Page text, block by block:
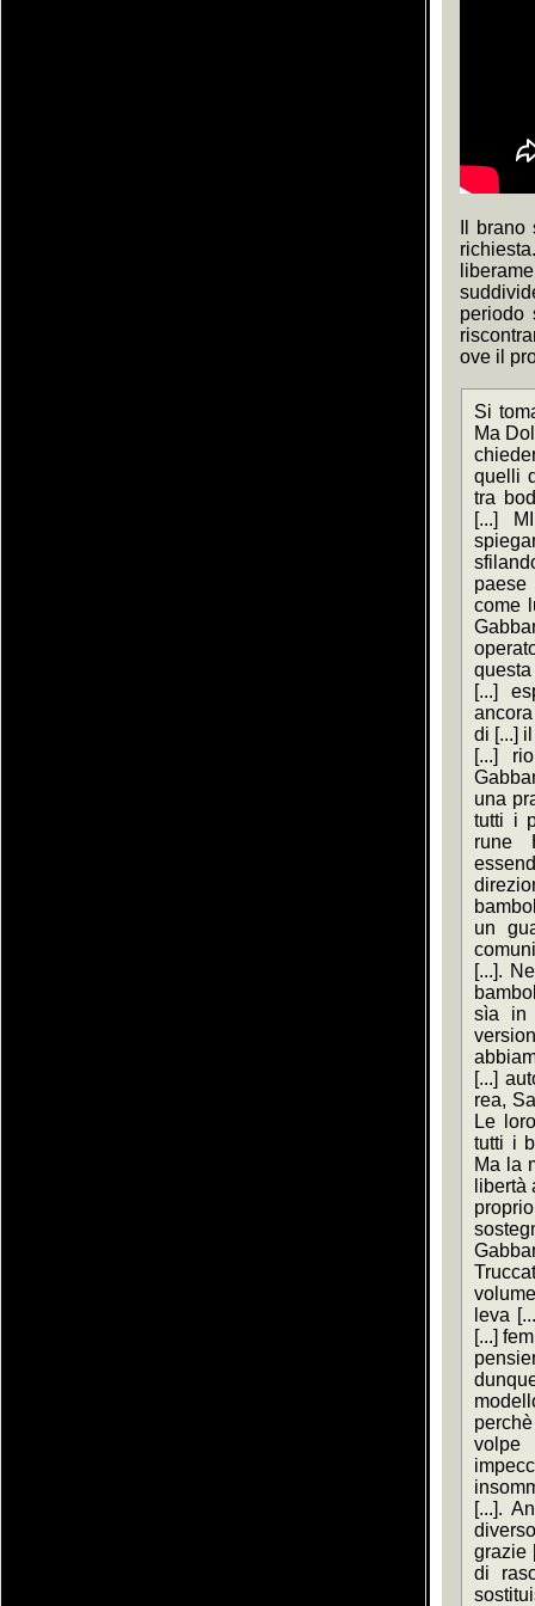
Il
periodo
ove il
Si
Ma
quelli
tra
[...]
paese
come
[...]
di [...]
[...]
una
tutti i
rune
un
[...].
sìa in
[...]
rea,
Le
tutti i
Ma la
libertà
leva
[...]
volpe
[...].
grazie
di